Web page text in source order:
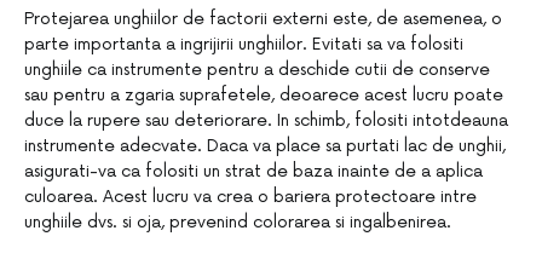
Protejarea unghiilor de factorii externi este, de asemenea, o
parte importanta a ingrijirii unghiilor. Evitati sa va folositi
unghiile ca instrumente pentru a deschide cutii de conserve
sau pentru a zgaria suprafetele, deoarece acest lucru poate
duce la rupere sau deteriorare. In schimb, folositi intotdeauna
instrumente adecvate. Daca va place sa purtati lac de unghii,
asigurati-va ca folositi un strat de baza inainte de a aplica
culoarea. Acest lucru va crea o bariera protectoare intre
unghiile dvs. si oja, prevenind colorarea si ingalbenirea.